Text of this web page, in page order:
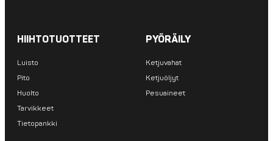
HIIHTOTUOTTEET
Luisto
Pito
Huolto
Tarvikkeet
Tietopankki
PYÖRÄILY
Ketjuvahat
Ketjuöljyt
Pesuaineet